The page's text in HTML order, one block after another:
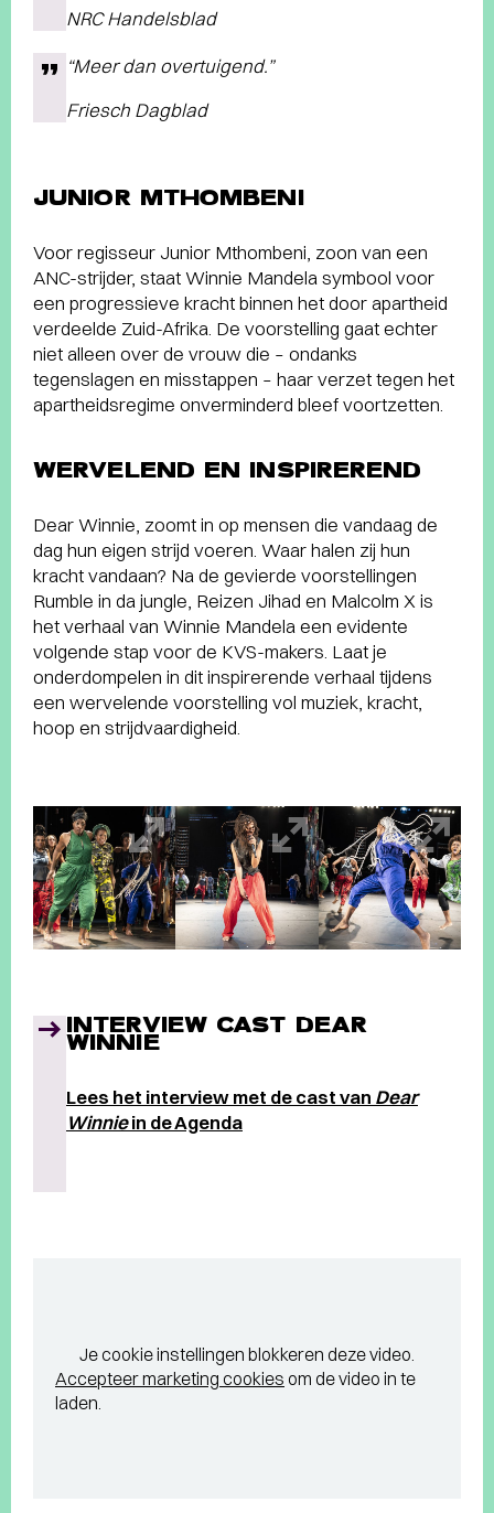
NRC Handelsblad
“Meer dan overtuigend.”
Friesch Dagblad
JUNIOR MTHOMBENI
Voor regisseur Junior Mthombeni, zoon van een
ANC-strijder, staat Winnie Mandela symbool voor
een progressieve kracht binnen het door apartheid
verdeelde Zuid-Afrika. De voorstelling gaat echter
niet alleen over de vrouw die – ondanks
tegenslagen en misstappen – haar verzet tegen het
apartheidsregime onverminderd bleef voortzetten.
WERVELEND EN INSPIREREND
Dear Winnie, zoomt in op mensen die vandaag de
dag hun eigen strijd voeren. Waar halen zij hun
kracht vandaan? Na de gevierde voorstellingen
Rumble in da jungle, Reizen Jihad en Malcolm X is
het verhaal van Winnie Mandela een evidente
volgende stap voor de KVS-makers. Laat je
onderdompelen in dit inspirerende verhaal tijdens
een wervelende voorstelling vol muziek, kracht,
hoop en strijdvaardigheid.
INTERVIEW CAST DEAR
WINNIE
Lees het interview met de cast van Dear
Winniein de Agenda
Je cookie instellingen blokkeren deze video.
Accepteer marketing cookies om de video in te
laden.